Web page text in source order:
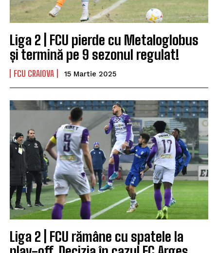
Liga 2 | FCU pierde cu Metaloglobus
și termină pe 9 sezonul regulat!
FCU CRAIOVA 15 Martie 2025
Liga 2 | FCU rămâne cu spatele la